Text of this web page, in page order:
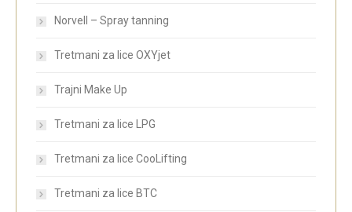
Norvell – Spray tanning
Tretmani za lice OXYjet
Trajni Make Up
Tretmani za lice LPG
Tretmani za lice CooLifting
Tretmani za lice BTC